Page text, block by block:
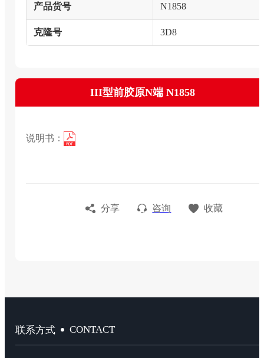
产品货号 N1858
克隆号 3D8
III型前胶原N端 N1858
说明书：
分享 咨询 收藏
联系方式 CONTACT